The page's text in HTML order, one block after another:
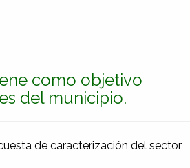
como objetivo
del municipio.
de caracterización del sector